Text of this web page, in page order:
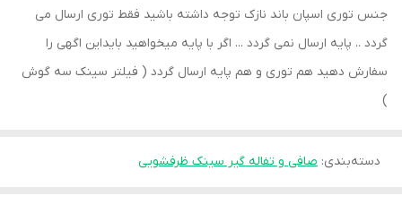
جنس توری اسپان باند نازک توجه داشته باشید فقط توری ارسال می
گردد .. پایه ارسال نمی گردد ... اگر با پایه میخواهید بایداین اگهی را
سفارش دهید هم توری و هم پایه ارسال گردد ( فیلتر سینک سه گوش
)
دسته‌بندی: صافی و تفاله گیر سینک ظرفشویی